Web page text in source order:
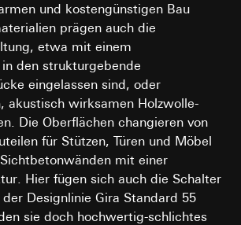
und kostengünstigen Bau
prägen auch die
etwa mit einem
den strukturgebende
eingelassen sind, oder
akustisch wirksamen Holzwolle-
Die Oberflächen changieren von
für Stützen, Türen und Möbel
mit einer
Hier fügen sich auch die Schalter
Designlinie Gira Standard 55
sie doch hochwertig-schlichtes